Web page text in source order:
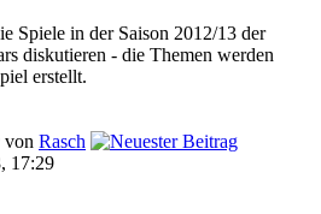
Spiele in der Saison 2012/13 der
diskutieren - die Themen werden
erstellt.
von Rasch
17:29